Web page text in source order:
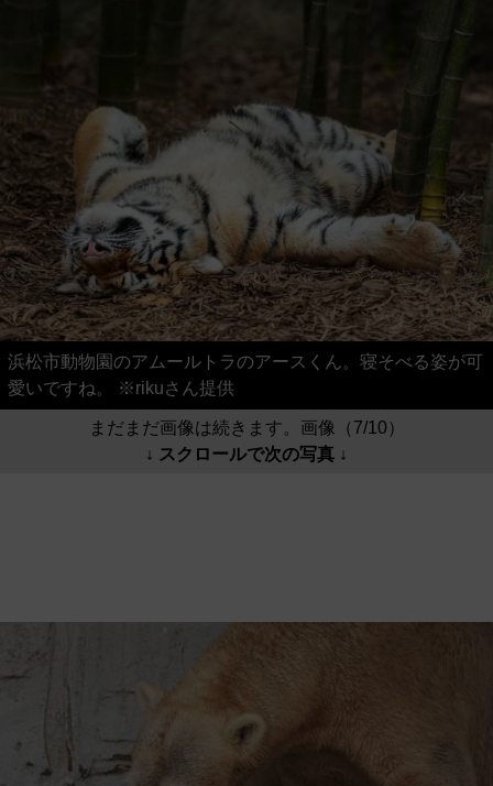
浜松市動物園のアムールトラのアースくん。寝そべる姿が可
愛いですね。 ※rikuさん提供
まだまだ画像は続きます。画像（7/10）
↓ スクロールで次の写真 ↓